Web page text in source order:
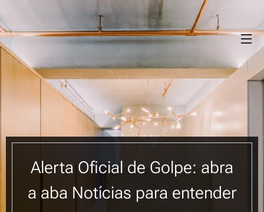
Alerta Oficial de Golpe: abra
a aba Notícias para entender